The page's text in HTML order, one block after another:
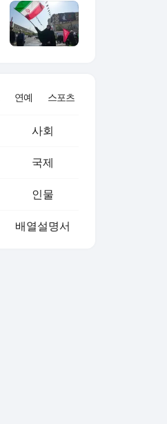
연예 스포츠
사회
국제
인물
배열설명서